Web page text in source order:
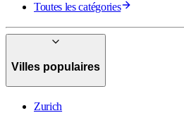
Toutes les catégories
Villes populaires
Zurich